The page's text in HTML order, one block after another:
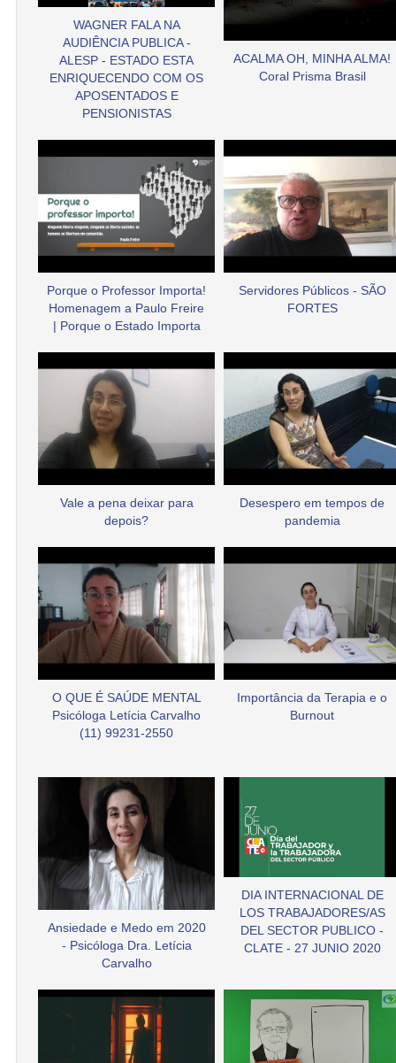
WAGNER FALA NA
AUDIÊNCIA PUBLICA -
ALESP - ESTADO ESTA
ENRIQUECENDO COM OS
APOSENTADOS E
PENSIONISTAS
ACALMA OH, MINHA ALMA!
Coral Prisma Brasil
Porque o Professor Importa!
Homenagem a Paulo Freire
| Porque o Estado Importa
Servidores Públicos - SÃO
FORTES
Vale a pena deixar para
depois?
Desespero em tempos de
pandemia
O QUE É SAÚDE MENTAL
Psicóloga Letícia Carvalho
(11) 99231-2550
Importância da Terapia e o
Burnout
Ansiedade e Medo em 2020
- Psicóloga Dra. Letícia
Carvalho
DIA INTERNACIONAL DE
LOS TRABAJADORES/AS
DEL SECTOR PUBLICO -
CLATE - 27 JUNIO 2020